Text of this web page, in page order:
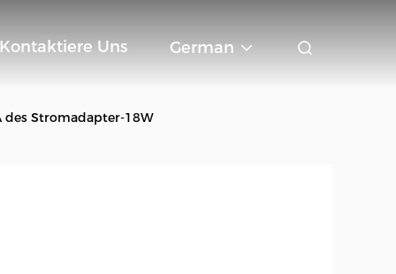
Kontaktiere Uns German
des Stromadapter-18W